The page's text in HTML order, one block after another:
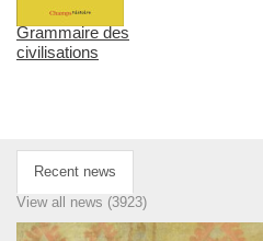
Grammaire des
civilisations
Recent news
View all news (3923)